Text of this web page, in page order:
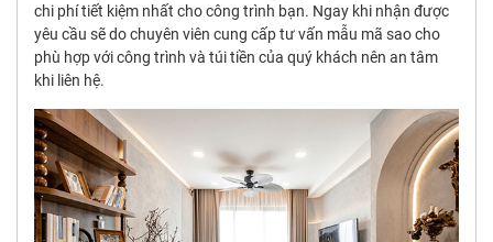
chi phí tiết kiệm nhất cho công trình bạn. Ngay khi nhận được
yêu cầu sẽ do chuyên viên cung cấp tư vấn mẫu mã sao cho
phù hợp với công trình và túi tiền của quý khách nên an tâm
khi liên hệ.